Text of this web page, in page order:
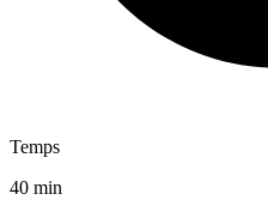
Temps
40 min